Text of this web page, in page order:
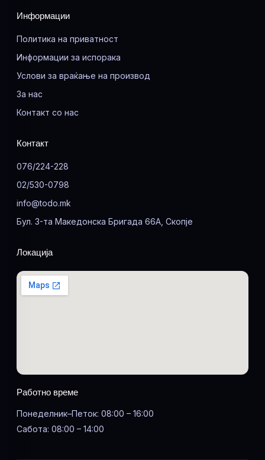
Информации
Политика на приватност
Информации за испорака
Услови за враќање на производ
За нас
Контакт со нас
Контакт
076/224-228
02/530-0798
info@todo.mk
Бул. 3-та Македонска Бригада 66А, Скопје
Локација
Работно време
Понеделник–Петок: 08:00 – 16:00
Сабота: 08:00 – 14:00